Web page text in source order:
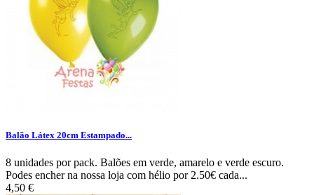
Balão Látex 20cm Estampado...
8 unidades por pack. Balões em verde, amarelo e verde escuro.
Podes encher na nossa loja com hélio por 2.50€ cada...
4,50 €